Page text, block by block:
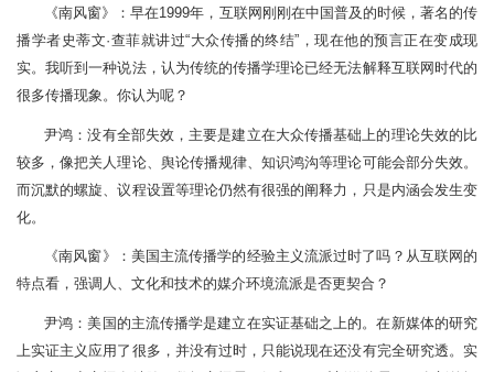
《南风窗》：早在1999年，互联网刚刚在中国普及的时候，著名的传
播学者史蒂文·查菲就讲过“大众传播的终结”，现在他的预言正在变成现
实。我听到一种说法，认为传统的传播学理论已经无法解释互联网时代的
很多传播现象。你认为呢？
尹鸿：没有全部失效，主要是建立在大众传播基础上的理论失效的比
较多，像把关人理论、舆论传播规律、知识鸿沟等理论可能会部分失效。
而沉默的螺旋、议程设置等理论仍然有很强的阐释力，只是内涵会发生变
化。
《南风窗》：美国主流传播学的经验主义流派过时了吗？从互联网的
特点看，强调人、文化和技术的媒介环境流派是否更契合？
尹鸿：美国的主流传播学是建立在实证基础之上的。在新媒体的研究
上实证主义应用了很多，并没有过时，只能说现在还没有完全研究透。实